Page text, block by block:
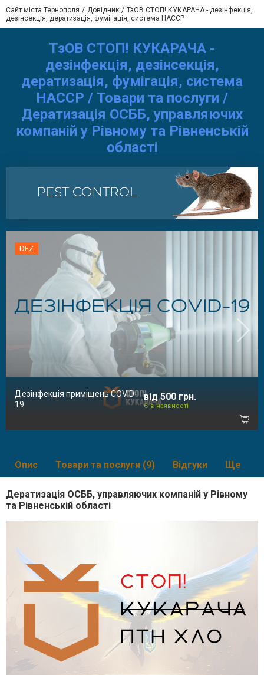
Сайт міста Тернополя Довідник
ТзОВ СТОП! КУКАРАЧА - дезінфекція,
дезінсекція, дератизація, фумігація, система HACCP
ТзОВ СТОП! КУКАРАЧА -
дезінфекція, дезінсекція,
дератизація, фумігація, система
HACCP / Товари та послуги /
Дератизація ОСББ, управляючих
компаній у Рівному та Рівненській
області
DEZ
Дезінфекція приміщень COVID-
19
від 500 грн.
Є в наявності
Опис Товари та послуги (9) Відгуки Ще
Дератизація ОСББ, управляючих компаній у Рівному
та Рівненській області